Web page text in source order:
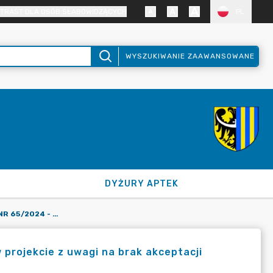
WYSZUKIWANIE ZAAWANSOWANE
DYŻURY APTEK
ZARZĄDZENIE STAROSTY NR 65/2024 - ZOSTAŁO WYCOFANE W PROJEKCIE Z UWAGI NA BRAK AKCEPTACJI KANCELARII PRAWNEJ
z uwagi na brak akceptacji